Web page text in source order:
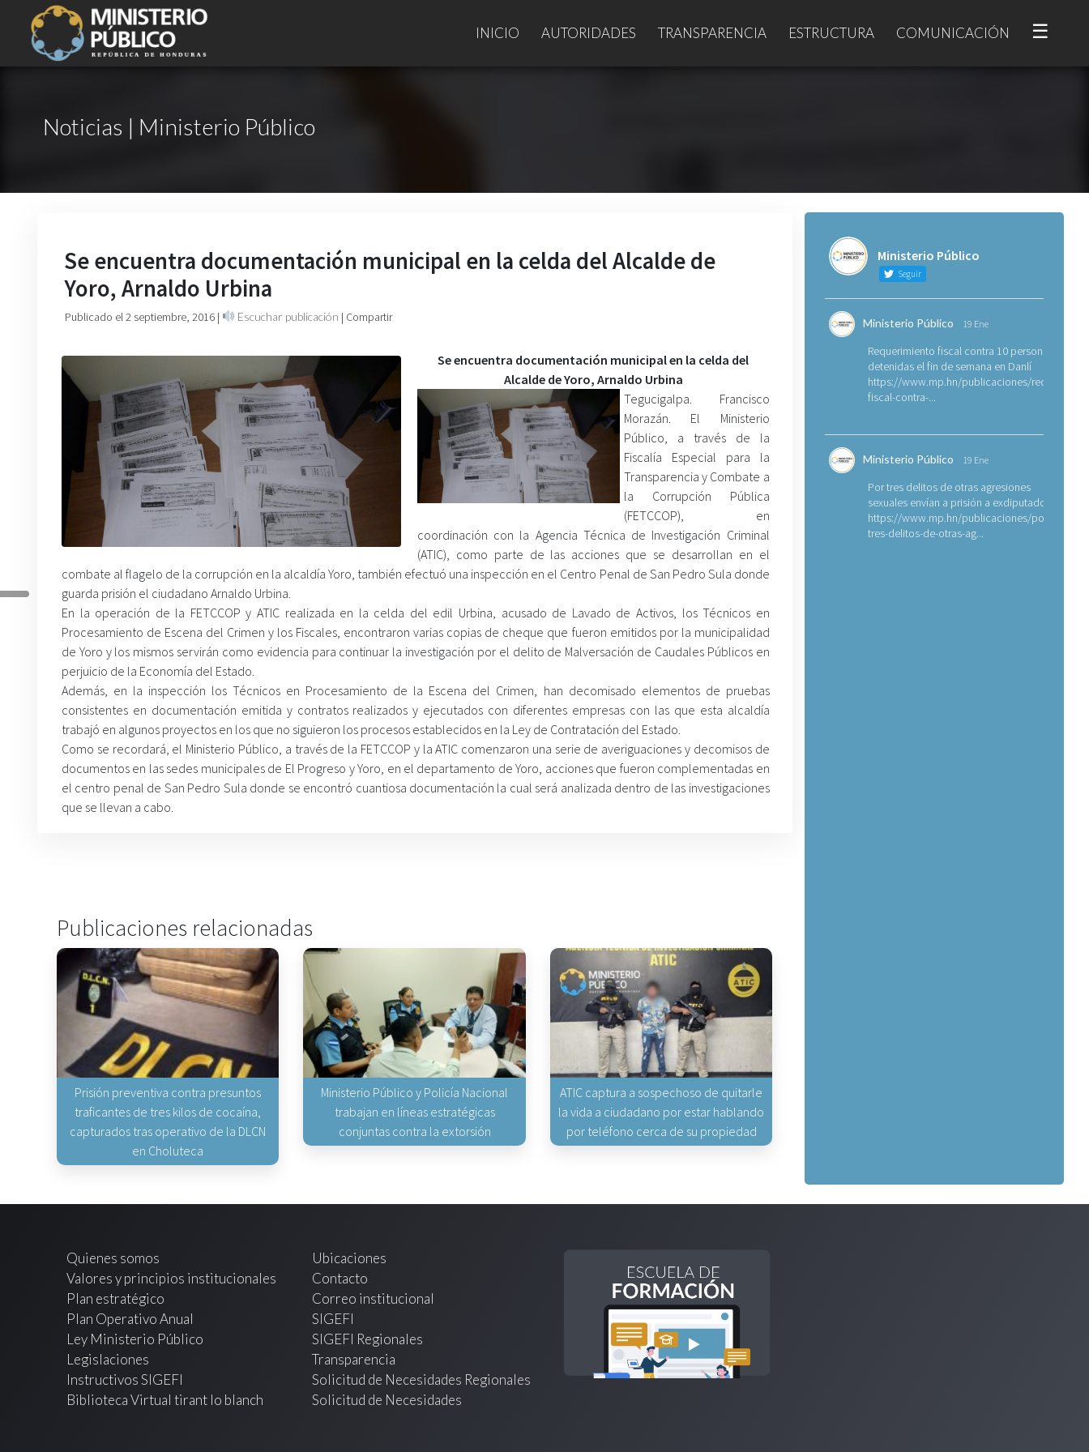
INICIO AUTORIDADES TRANSPARENCIA ESTRUCTURA COMUNICACIÓN ☰
Noticias | Ministerio Público
Se encuentra documentación municipal en la celda del Alcalde de
Yoro, Arnaldo Urbina
Publicado el 2 septiembre, 2016 | Escuchar publicación | Compartir
Se encuentra documentación municipal en la celda del
Alcalde de Yoro, Arnaldo Urbina
Tegucigalpa. Francisco
Morazán. El Ministerio
Público, a través de la
Fiscalía Especial para la
Transparencia y Combate a
la Corrupción Pública
(FETCCOP), en
coordinación con la Agencia Técnica de Investigación Criminal
(ATIC), como parte de las acciones que se desarrollan en el
combate al flagelo de la corrupción en la alcaldía Yoro, también efectuó una inspección en el Centro Penal de San Pedro Sula donde
guarda prisión el ciudadano Arnaldo Urbina.
En la operación de la FETCCOP y ATIC realizada en la celda del edil Urbina, acusado de Lavado de Activos, los Técnicos en
Procesamiento de Escena del Crimen y los Fiscales, encontraron varias copias de cheque que fueron emitidos por la municipalidad
de Yoro y los mismos servirán como evidencia para continuar la investigación por el delito de Malversación de Caudales Públicos en
perjuicio de la Economía del Estado.
Además, en la inspección los Técnicos en Procesamiento de la Escena del Crimen, han decomisado elementos de pruebas
consistentes en documentación emitida y contratos realizados y ejecutados con diferentes empresas con las que esta alcaldía
trabajó en algunos proyectos en los que no siguieron los procesos establecidos en la Ley de Contratación del Estado.
Como se recordará, el Ministerio Público, a través de la FETCCOP y la ATIC comenzaron una serie de averiguaciones y decomisos de
documentos en las sedes municipales de El Progreso y Yoro, en el departamento de Yoro, acciones que fueron complementadas en
el centro penal de San Pedro Sula donde se encontró cuantiosa documentación la cual será analizada dentro de las investigaciones
que se llevan a cabo.
Publicaciones relacionadas
Prisión preventiva contra presuntos
traficantes de tres kilos de cocaína,
capturados tras operativo de la DLCN
en Choluteca
Ministerio Público y Policía Nacional
trabajan en líneas estratégicas
conjuntas contra la extorsión
ATIC captura a sospechoso de quitarle
la vida a ciudadano por estar hablando
por teléfono cerca de su propiedad
Ministerio Público
Seguir
Ministerio Público 19 Ene
Requerimiento fiscal contra 10 personas
detenidas el fin de semana en Danlí
https://www.mp.hn/publicaciones/
fiscal-contra-...
Ministerio Público 19 Ene
Por tres delitos de otras agresiones
sexuales envían a prisión a exdiputado
https://www.mp.hn/publicaciones/por-
tres-delitos-de-otras-ag...
Quienes somos
Valores y principios institucionales
Plan estratégico
Plan Operativo Anual
Ley Ministerio Público
Legislaciones
Instructivos SIGEFI
Biblioteca Virtual tirant lo blanch
Ubicaciones
Contacto
Correo institucional
SIGEFI
SIGEFI Regionales
Transparencia
Solicitud de Necesidades Regionales
Solicitud de Necesidades